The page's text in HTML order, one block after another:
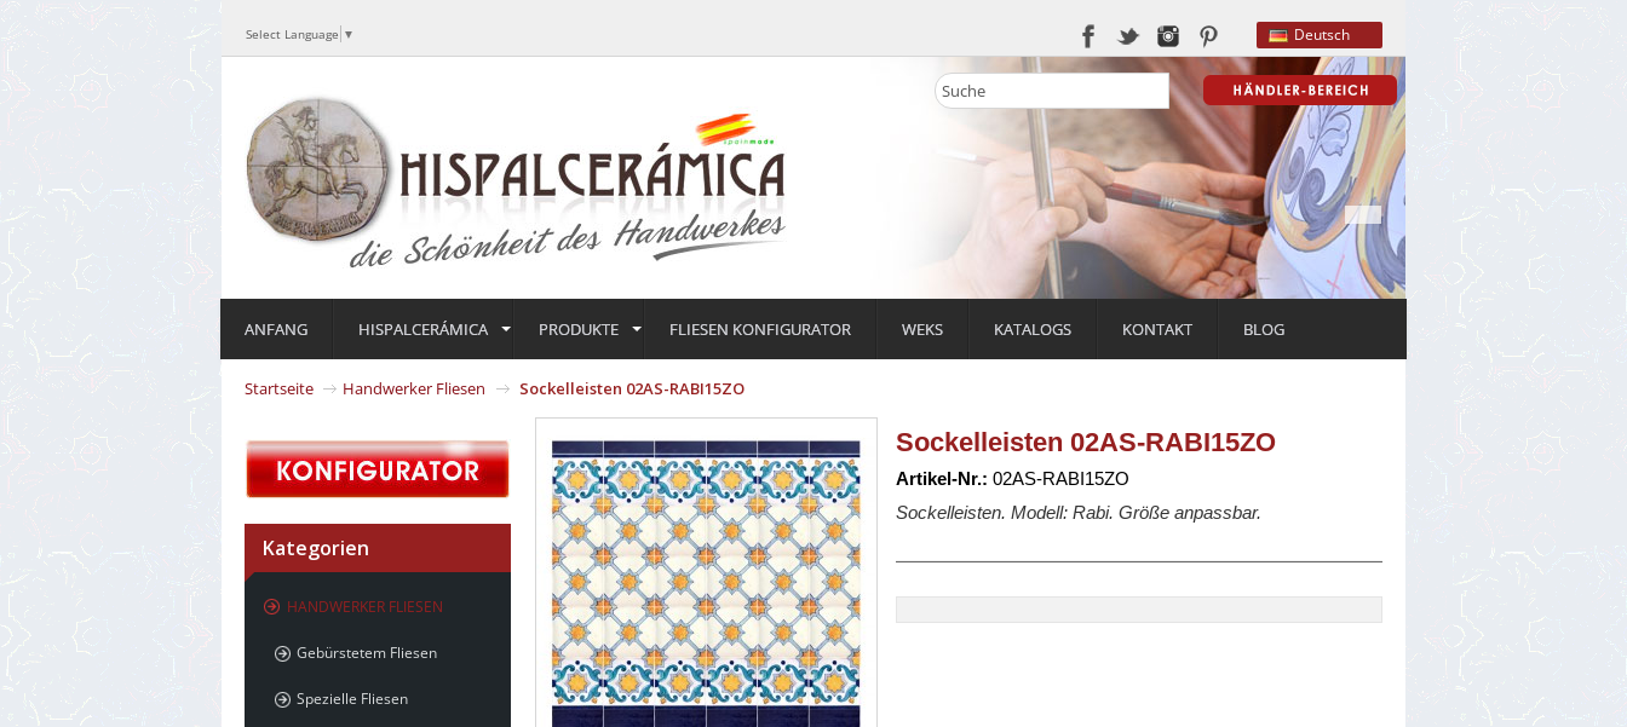
Deutsch
Select Language ▼
ANFANG HISPALCERÁMICA PRODUKTE FLIESEN KONFIGURATOR WEKS KATALOGS KONTAKT BLOG
Startseite Handwerker Fliesen Sockelleisten 02AS-RABI15ZO
Kategorien
HANDWERKER FLIESEN
Gebürstetem Fliesen
Spezielle Fliesen
Sockelleisten 02AS-RABI15ZO
Artikel-Nr.: 02AS-RABI15ZO
Sockelleisten. Modell: Rabi. Größe anpassbar.